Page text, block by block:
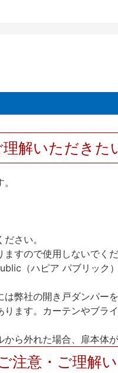
解いただきた
さい。
すので使用しないでく
（ハピア パブリック
弊社の開き戸ダンパー
ます。カーテンやブラ
ら外れた場合、扉本体
注意・ご理解